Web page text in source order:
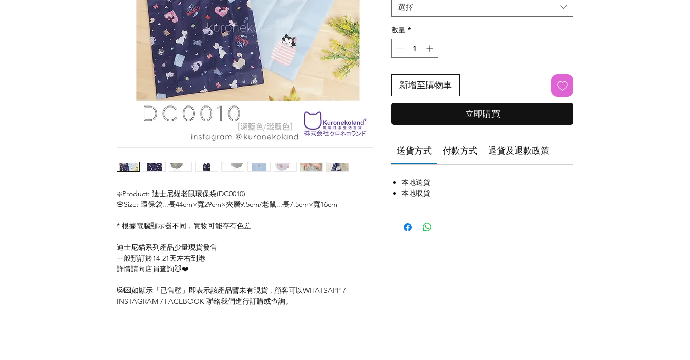
❇️Product: 迪士尼貓老鼠環保袋(DC0010)
🌸Size: 環保袋...長44cm×寬29cm×夾層9.5cm/老鼠...長7.5cm×寬16cm
* 根據電腦顯示器不同，實物可能存有色差
迪士尼貓系列產品少量現貨發售
一般預訂於14-21天左右到港
詳情請向店員查詢🐱❤️
🐱💌如顯示「已售罄」即表示該產品暫未有現貨 , 顧客可以WHATSAPP /
INSTAGRAM / FACEBOOK 聯絡我們進行訂購或查詢。
選擇
數量 *
新增至購物車
立即購買
送貨方式 付款方式 退貨及退款政策
本地送貨
本地取貨